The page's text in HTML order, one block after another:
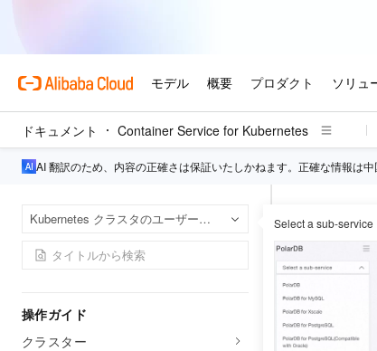
ドキュメント Container Service for Kubernetes
AI 翻訳のため、内容の正確さは保証いたしかねます。正確な情報は中
Kubernetes クラスタのユーザーガイド Select a sub-service
課金
概要
ACK マネージドクラスターの作成
ACK を使用してマジックキューブゲー
する
Container Service for Kubernetes
操作ガイド
クラスター
Knativeサー
更新日時